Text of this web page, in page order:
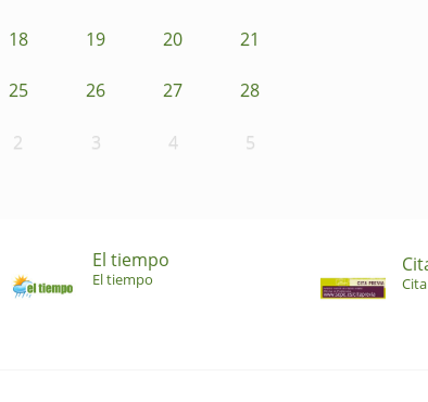
18 19 20 21
25 26 27 28
2 3 4 5
El tiempo
El tiempo